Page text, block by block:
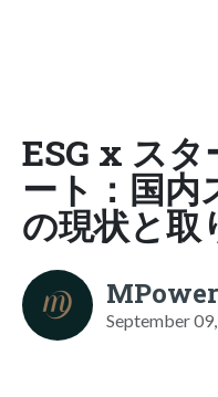
ESG x ス
ート：国内
の現状と取
September